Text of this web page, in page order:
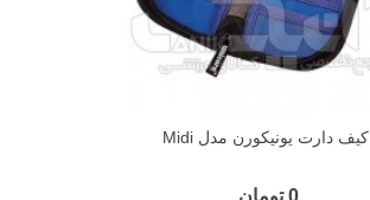
کيف دارت يونيکورن مدل Midi
0 تومان